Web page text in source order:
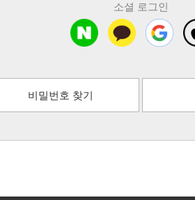
소셜 로그인
비밀번호 찾기